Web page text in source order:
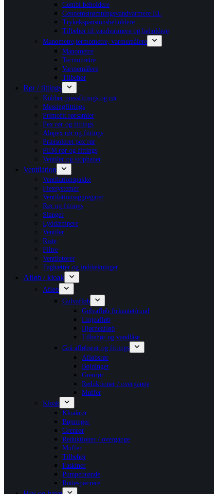
Combi beholdere
Gennemstrømningsvandvarmere EL
Trykekspansionsbeholdere
Tilbehør til vandvarmere og beholdere
Manometre,termometre, varmemålere
Manometre
Termometre
Varmemålere
Tilbehør
Rør / fittings
Kobber pressfittings og rør
Messingfittings
Primofit rørsamler
Pex rør og fittings
Alupex rør og fittings
Præisoleret pex rør
PEM rør og fittings
Ventiler og stophaner
Ventilation
Ventilationspakke
Flexsystemer
Ventilationsaggregater
Rør og fittings
Slanger
Lyddæmpere
Ventiler
Riste
Filtre
Ventilatorer
Taghætter og inddækninger
Afløb / kloak
Afløb
Gulvafløb
Gulvafløb firkantet/rund
Linjeafløb
Hjørneafløb
Tilbehør og vandlåse
Grå afløbsrør og fittings
Afløbsrør
Bøjninger
Grenrør
Reduktioner / overgange
Muffer
Kloak
Kloakrør
Bøjninger
Grenrør
Reduktioner / overgange
Muffer
Tilbehør
Faskiner
Pumpebrønde
Rottespærrere